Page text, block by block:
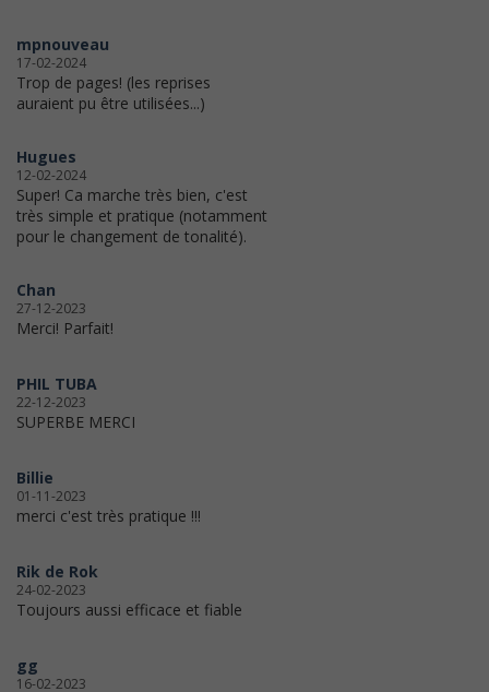
mpnouveau
17-02-2024
Trop de pages! (les reprises
auraient pu être utilisées...)
Hugues
12-02-2024
Super! Ca marche très bien, c'est
très simple et pratique (notamment
pour le changement de tonalité).
Chan
27-12-2023
Merci! Parfait!
PHIL TUBA
22-12-2023
SUPERBE MERCI
Billie
01-11-2023
merci c'est très pratique !!!
Rik de Rok
24-02-2023
Toujours aussi efficace et fiable
gg
16-02-2023